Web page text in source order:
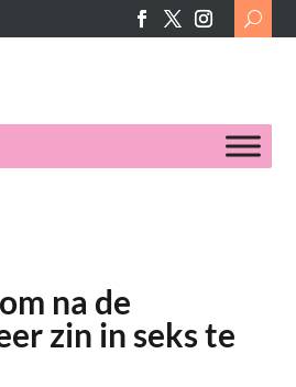
Search
for:
na de
zin in seks te